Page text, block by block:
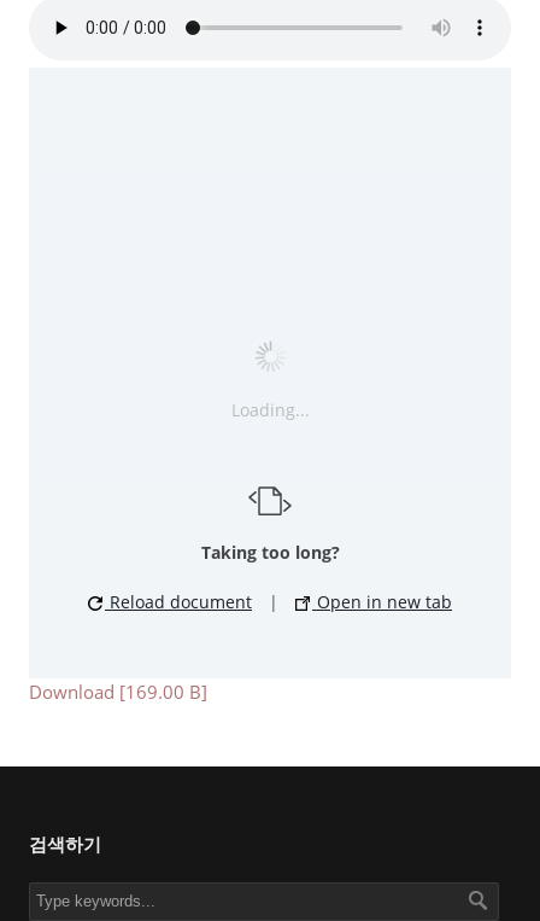
Loading...
Taking too long?
Reload document | Open in new tab
Download [169.00 B]
검색하기